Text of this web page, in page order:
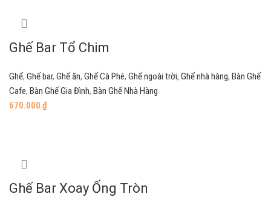
Ghế Bar Tổ Chim
Ghế, Ghế bar, Ghế ăn, Ghế Cà Phê, Ghế ngoài trời, Ghế nhà hàng, Bàn Ghế
Cafe, Bàn Ghế Gia Đình, Bàn Ghế Nhà Hàng
670.000 ₫
Ghế Bar Xoay Ống Tròn